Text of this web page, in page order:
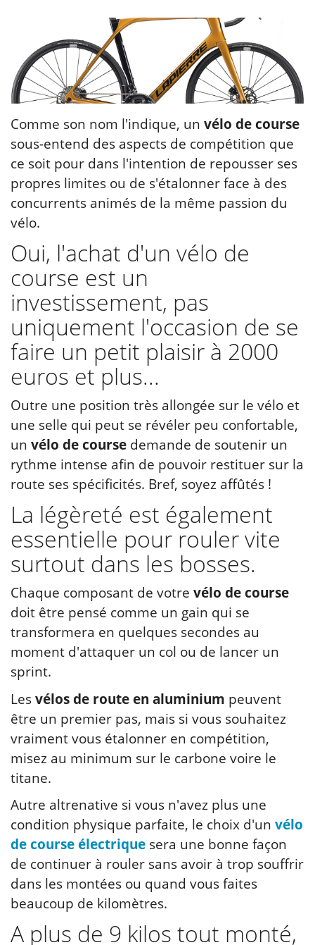
Comme son nom l'indique, un vélo de course
sous-entend des aspects de compétition que
ce soit pour dans l'intention de repousser ses
propres limites ou de s'étalonner face à des
concurrents animés de la même passion du
vélo.
Oui, l'achat d'un vélo de
course est un
investissement, pas
uniquement l'occasion de se
faire un petit plaisir à 2000
euros et plus...
Outre une position très allongée sur le vélo et
une selle qui peut se révéler peu confortable,
un vélo de course demande de soutenir un
rythme intense afin de pouvoir restituer sur la
route ses spécificités. Bref, soyez affûtés !
La légèreté est également
essentielle pour rouler vite
surtout dans les bosses.
Chaque composant de votre vélo de course
doit être pensé comme un gain qui se
transformera en quelques secondes au
moment d'attaquer un col ou de lancer un
sprint.
Lesvélos de route en aluminium peuvent
être un premier pas, mais si vous souhaitez
vraiment vous étalonner en compétition,
misez au minimum sur le carbone voire le
titane.
Autre altrenative si vous n'avez plus une
condition physique parfaite, le choix d'un vélo
de course électrique sera une bonne façon
de continuer à rouler sans avoir à trop souffrir
dans les montées ou quand vous faites
beaucoup de kilomètres.
A plus de 9 kilos tout monté,